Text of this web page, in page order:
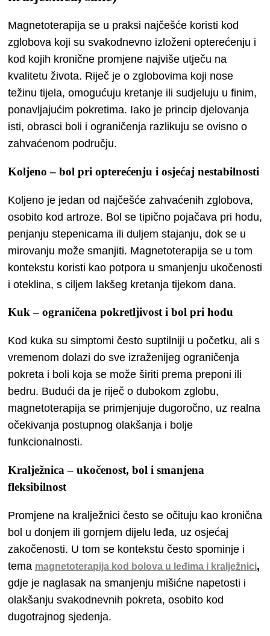
Magnetoterapija se u praksi najčešće koristi kod
zglobova koji su svakodnevno izloženi opterećenju i
kod kojih kronične promjene najviše utječu na
kvalitetu života. Riječ je o zglobovima koji nose
težinu tijela, omogućuju kretanje ili sudjeluju u finim,
ponavljajućim pokretima. Iako je princip djelovanja
isti, obrasci boli i ograničenja razlikuju se ovisno o
zahvaćenom području.
Koljeno – bol pri opterećenju i osjećaj nestabilnosti
Koljeno je jedan od najčešće zahvaćenih zglobova,
osobito kod artroze. Bol se tipično pojačava pri hodu,
penjanju stepenicama ili duljem stajanju, dok se u
mirovanju može smanjiti. Magnetoterapija se u tom
kontekstu koristi kao potpora u smanjenju ukočenosti
i oteklina, s ciljem lakšeg kretanja tijekom dana.
Kuk – ograničena pokretljivost i bol pri hodu
Kod kuka su simptomi često suptilniji u početku, ali s
vremenom dolazi do sve izraženijeg ograničenja
pokreta i boli koja se može širiti prema preponi ili
bedru. Budući da je riječ o dubokom zglobu,
magnetoterapija se primjenjuje dugoročno, uz realna
očekivanja postupnog olakšanja i bolje
funkcionalnosti.
Kralježnica – ukočenost, bol i smanjena
fleksibilnost
Promjene na kralježnici često se očituju kao kronična
bol u donjem ili gornjem dijelu leđa, uz osjećaj
zakočenosti. U tom se kontekstu često spominje i
tema magnetoterapija kod bolova u leđima i kralježnici,
gdje je naglasak na smanjenju mišićne napetosti i
olakšanju svakodnevnih pokreta, osobito kod
dugotrajnog sjedenja.